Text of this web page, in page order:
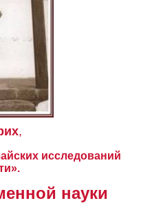
,
исследований
науки